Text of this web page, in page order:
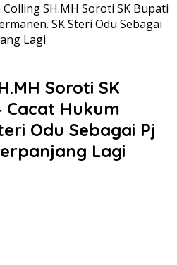
SH.MH Soroti SK Bupati
SK Steri Odu Sebagai
Lagi
Soroti SK
Cacat Hukum
Odu Sebagai Pj
Lagi